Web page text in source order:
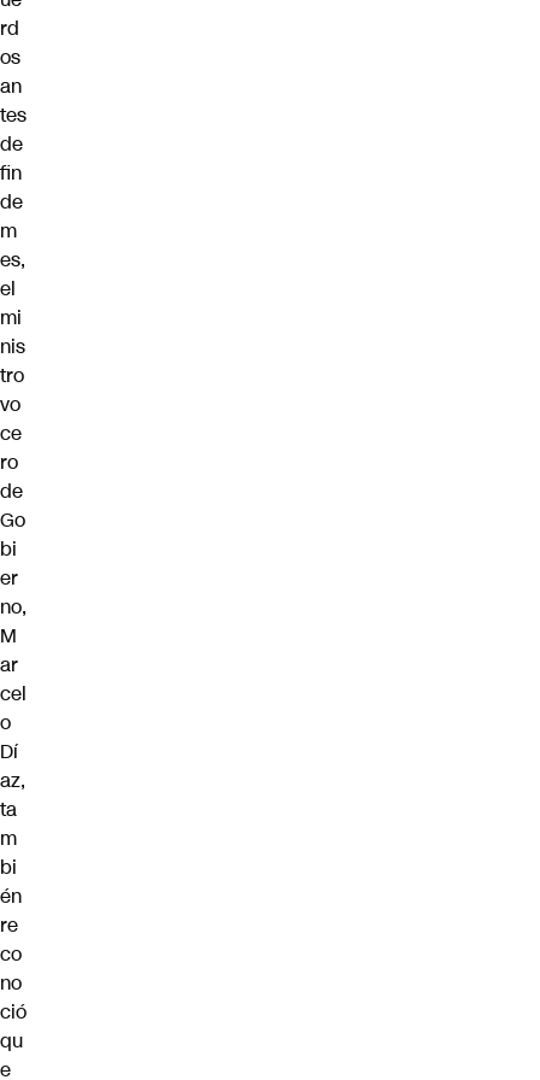
rd
os
an
tes
de
fin
de
m
es,
el
mi
nis
tro
vo
ce
ro
de
Go
bi
er
no,
M
ar
cel
o
Dí
az,
ta
m
bi
én
re
co
no
ció
qu
e